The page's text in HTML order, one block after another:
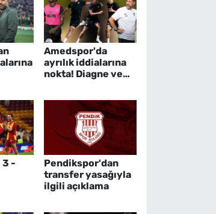
Amedspor'da
ayrılık iddialarına
nokta! Diagne ve
3 -
Pendikspor'dan
transfer yasağıyla
ilgili açıklama